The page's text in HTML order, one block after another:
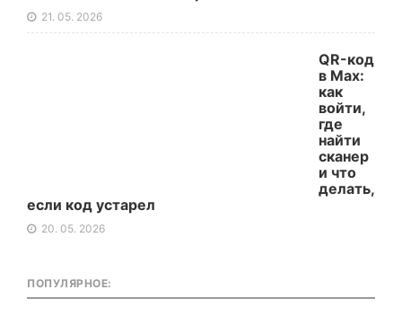
21. 05. 2026
QR-код
в Max:
как
войти,
где
найти
сканер
и что
делать,
если код устарел
20. 05. 2026
ПОПУЛЯРНОЕ: